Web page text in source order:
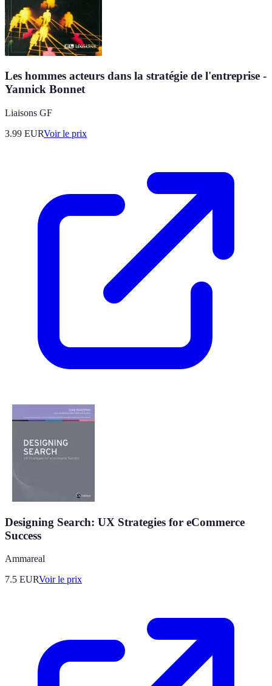
Les hommes acteurs dans la stratégie de l'entreprise -
Yannick Bonnet
Liaisons GF
3.99 EURVoir le prix
Designing Search: UX Strategies for eCommerce
Success
Ammareal
7.5 EURVoir le prix